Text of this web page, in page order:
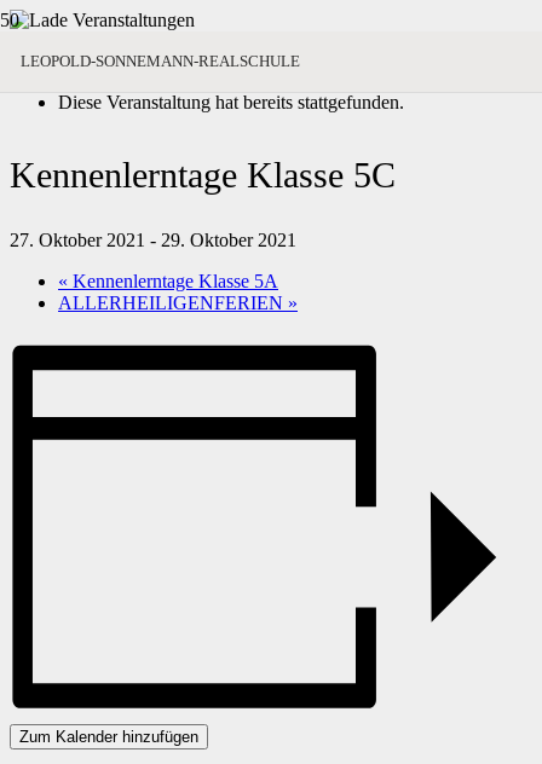
LEOPOLD-SONNEMANN-REALSCHULE
« Alle Veranstaltungen
Diese Veranstaltung hat bereits stattgefunden.
Kennenlerntage Klasse 5C
27. Oktober 2021 - 29. Oktober 2021
« Kennenlerntage Klasse 5A
ALLERHEILIGENFERIEN »
Zum Kalender hinzufügen